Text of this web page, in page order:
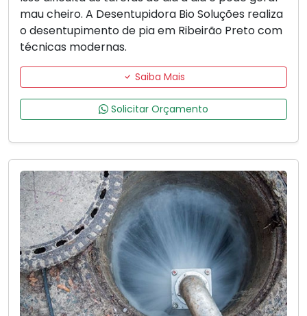
mau cheiro. A Desentupidora Bio Soluções realiza
o desentupimento de pia em Ribeirão Preto com
técnicas modernas.
Saiba Mais
Solicitar Orçamento